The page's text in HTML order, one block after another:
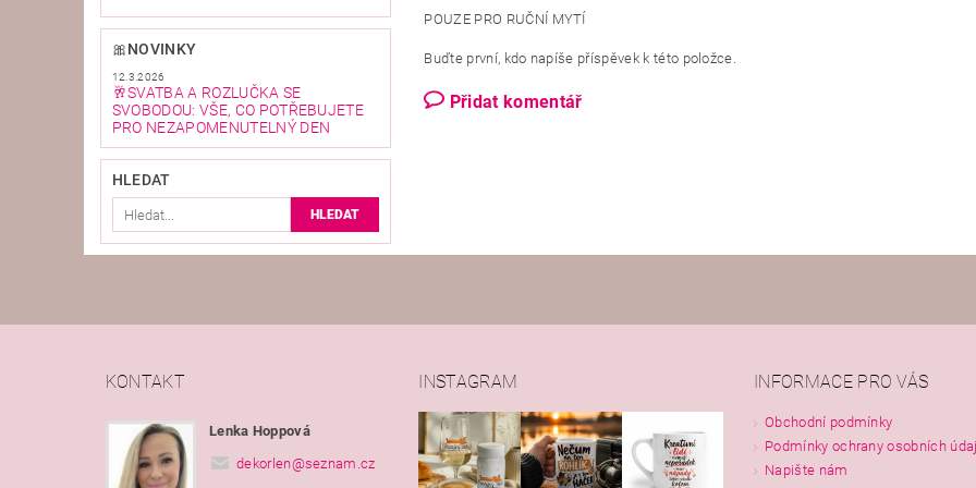
🎀NOVINKY
12.3.2026
🥂SVATBA A ROZLUČKA SE
SVOBODOU: VŠE, CO POTŘEBUJETE
PRO NEZAPOMENUTELNÝ DEN
HLEDAT
POUZE PRO RUČNÍ MYTÍ
Buďte první, kdo napíše příspěvek k této položce.
Přidat komentář
KONTAKT
Lenka Hoppová
dekorlen@seznam.cz
INSTAGRAM INFORMACE PRO VÁS
Obchodní podmínky
Podmínky ochrany osobních
Napište nám